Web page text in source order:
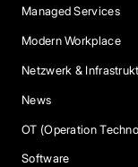
Managed Services
Modern Workplace
Netzwerk &
News
OT (Operation
Software